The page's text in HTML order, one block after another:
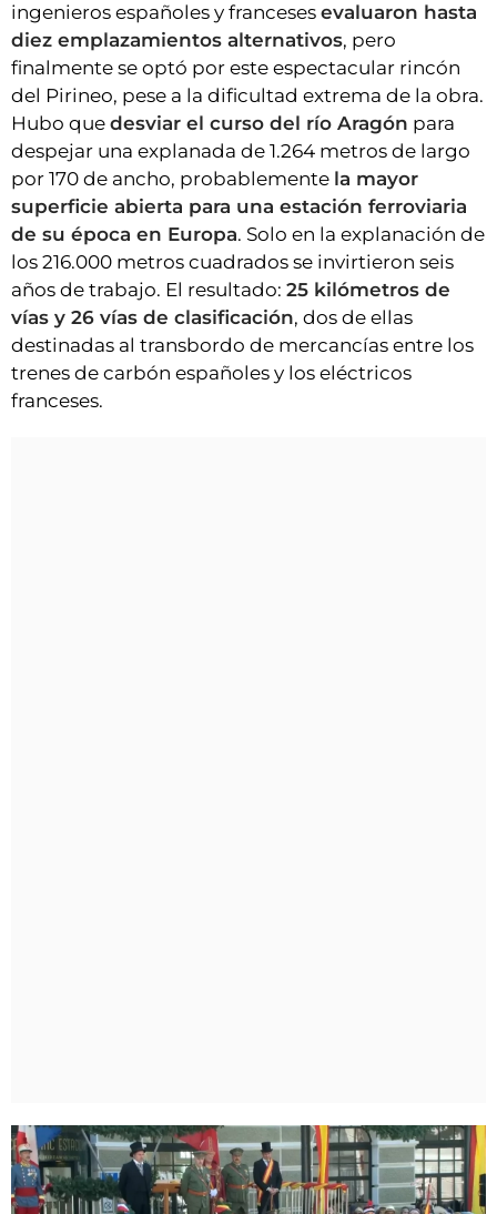
ingenieros españoles y franceses evaluaron hasta
diez emplazamientos alternativos, pero
finalmente se optó por este espectacular rincón
del Pirineo, pese a la dificultad extrema de la obra.
Hubo que desviar el curso del río Aragón para
despejar una explanada de 1.264 metros de largo
por 170 de ancho, probablemente la mayor
superficie abierta para una estación ferroviaria
de su época en Europa. Solo en la explanación de
los 216.000 metros cuadrados se invirtieron seis
años de trabajo. El resultado: 25 kilómetros de
vías y 26 vías de clasificación, dos de ellas
destinadas al transbordo de mercancías entre los
trenes de carbón españoles y los eléctricos
franceses.